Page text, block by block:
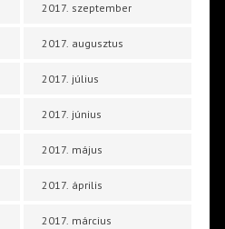
2017. szeptember
2017. augusztus
2017. július
2017. június
2017. május
2017. április
2017. március